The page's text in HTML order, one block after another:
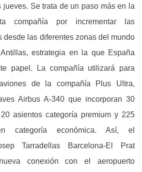
jueves. Se trata de un paso más en la
compañía por incrementar las
desde las diferentes zonas del mundo
estrategia en la que España
papel. La compañía utilizará para
de la compañía Plus Ultra,
Airbus A-340 que incorporan 30
asientos categoría premium y 225
categoría económica. Así, el
Tarradellas Barcelona-El Prat
conexión con el aeropuerto